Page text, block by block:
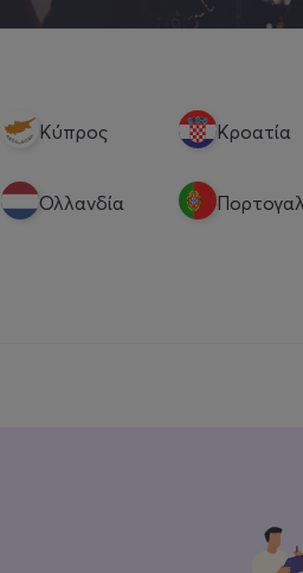
Κύπρος Κροατία
Ολλανδία